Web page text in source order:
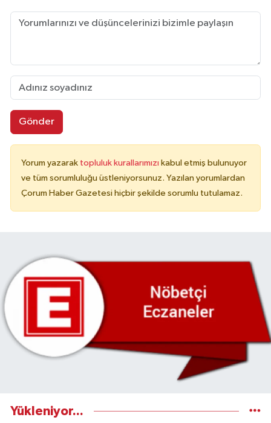
Gönder
Yorum yazarak topluluk kurallarımızı kabul etmiş bulunuyor
ve tüm sorumluluğu üstleniyorsunuz. Yazılan yorumlardan
Çorum Haber Gazetesi hiçbir şekilde sorumlu tutulamaz.
Yükleniyor...